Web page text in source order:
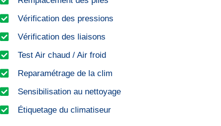
Vérification des pressions
Vérification des liaisons
Test Air chaud / Air froid
Reparamétrage de la clim
Sensibilisation au nettoyage
Étiquetage du climatiseur